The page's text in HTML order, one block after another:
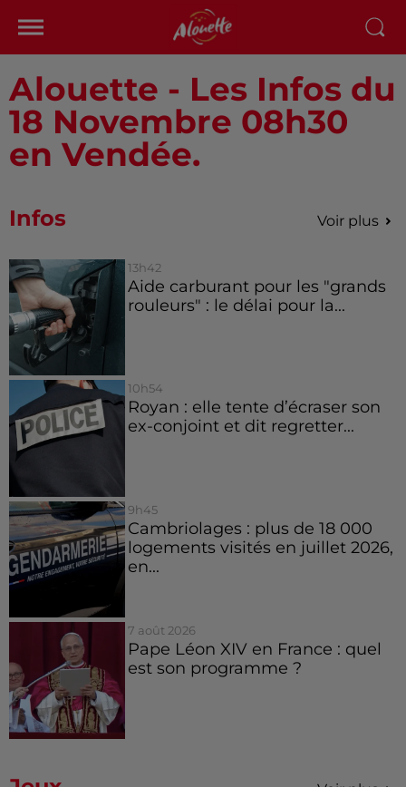
Alouette - Les Infos du
18 Novembre 08h30
en Vendée.
Infos Voir plus
13h42
Aide carburant pour les "grands
rouleurs" : le délai pour la...
10h54
Royan : elle tente d’écraser son
ex-conjoint et dit regretter...
9h45
Cambriolages : plus de 18 000
logements visités en juillet 2026,
en...
7 août 2026
Pape Léon XIV en France : quel
est son programme ?